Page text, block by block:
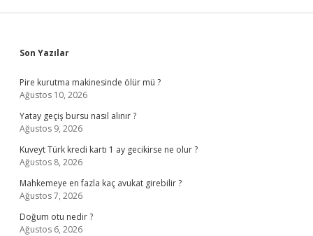
Sidebar
Son Yazılar
Pire kurutma makinesinde ölür mü ?
Ağustos 10, 2026
Yatay geçiş bursu nasıl alınır ?
Ağustos 9, 2026
Kuveyt Türk kredi kartı 1 ay gecikirse ne olur ?
Ağustos 8, 2026
Mahkemeye en fazla kaç avukat girebilir ?
Ağustos 7, 2026
Doğum otu nedir ?
Ağustos 6, 2026